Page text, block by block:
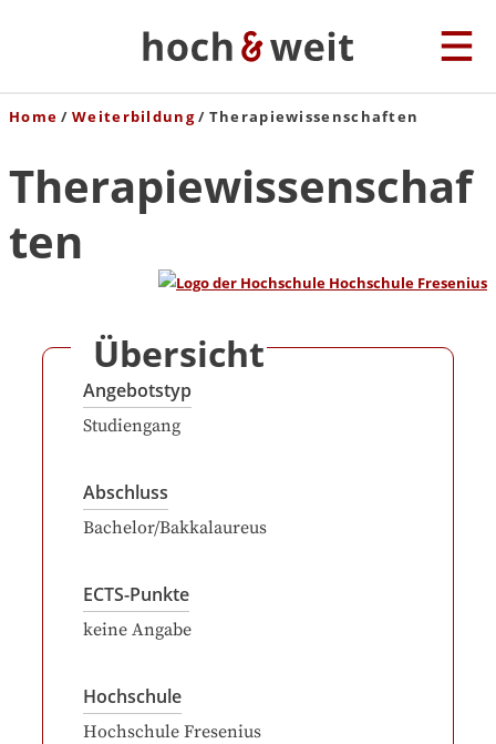
Home Weiterbildung Therapiewissenschaften
Therapiewissenschaf
ten
Übersicht
Angebotstyp
Studiengang
Abschluss
Bachelor/Bakkalaureus
ECTS-Punkte
keine Angabe
Hochschule
Hochschule Fresenius